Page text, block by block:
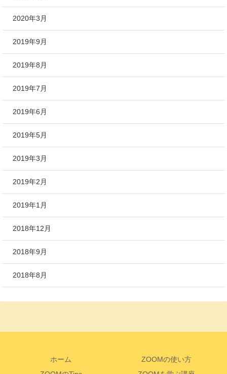
2020年3月
2019年9月
2019年8月
2019年7月
2019年6月
2019年5月
2019年3月
2019年2月
2019年1月
2018年12月
2018年9月
2018年8月
ホーム
ZOOMの使い方